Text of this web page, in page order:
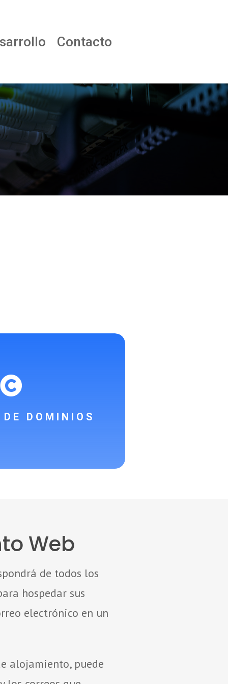
Contacto

DOMINIOS
Web
de todos los
hospedar sus
electrónico en un
alojamiento, puede